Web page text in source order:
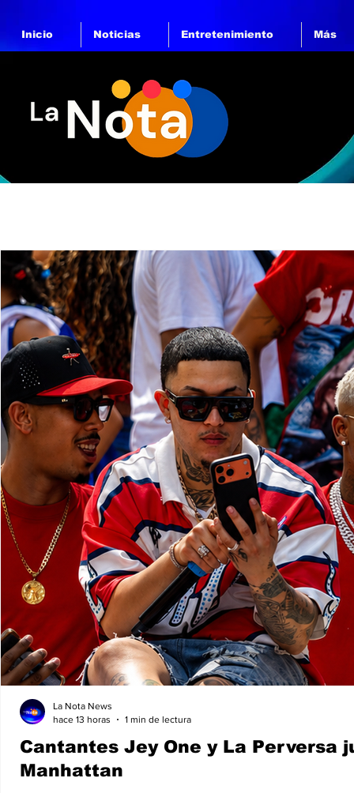
Inicio Noticias Entretenimiento Más
Cantantes Jey One y La Perversa
Manhattan
La Nota News
hace 13 horas
1 min de lectura